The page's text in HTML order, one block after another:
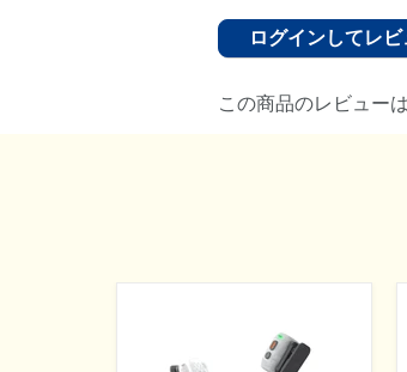
ログインしてレビ
この商品のレビュー